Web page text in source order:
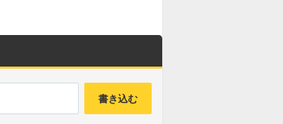
ドルマゲス募集板
聖なる巨竜募集板
書き込む